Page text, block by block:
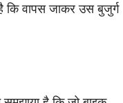
कि वापस जाकर उस बुजुर्ग